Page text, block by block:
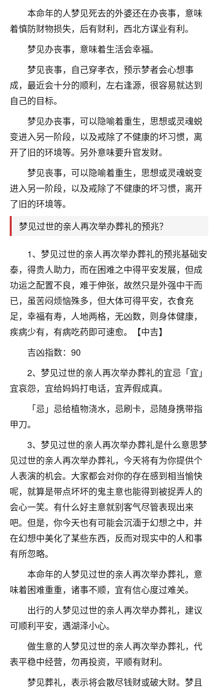
本命年的人梦见死去的外婆还在办丧事，意味
着慎防财物损失，后有财利，西北方谋业有利。
梦见办丧事，意味着生活会幸福。
梦见丧事，自己穿孝衣，预示梦者会心想事
成，最近会十分的顺利，左右逢源，很容易就达到
自己的目标。
梦见办丧事，可以隐喻着重生，思想或灵魂蜕
变进入另一阶段，以及戒除了不健康的坏习惯，离
开了旧的环境等。另外意味要升官发财。
梦见丧事，可以隐喻着重生，思想或灵魂蜕变
进入另一阶段，以及戒除了不健康的坏习惯，离开
了旧的环境等。
梦见过世的亲人再次举办葬礼的预兆？
1、梦见过世的亲人再次举办葬礼的预兆基础安
泰，得贵人助力，而在困难之中得平安发展，但成
功运之配置不良，难于伸张，故然只是外强中干而
已，虽苦闷烦恼殊多，但大体可得平安，衣食充
足，幸福有寿，人地两格，无凶数，则身体健康，
疾病少有，有病吃药即可速愈。【中吉】
吉凶指数：90
2、梦见过世的亲人再次举办葬礼的宜忌「宜」
宜哀怨，宜给妈妈打电话，宜弄假成真。
「忌」忌给植物浇水，忌刷卡，忌随身携带指
甲刀。
3、梦见过世的亲人再次举办葬礼是什么意思梦
见过世的亲人再次举办葬礼，今天将有为你提供个
人表演的机会。大家都会对你的存在感到相当愉快
呢，就算是带点坏坏的鬼主意也能得到被捉弄人的
会心一笑。有什么好主意就别客气尽管表现出来
吧。但是，你今天也有可能会沉湎于幻想之中，并
在幻想中美化了某些东西，反而对现实中的人和事
有所忽略。
本命年的人梦见过世的亲人再次举办葬礼，意
味着困难重重，诸事不顺，宜有信心度过难关。
出行的人梦见过世的亲人再次举办葬礼，建议
可顺利平安，遇湖泽小心。
做生意的人梦见过世的亲人再次举办葬礼，代
表平稳中经营，勿再投资，平顺有财利。
梦见葬礼，表示将会散尽钱财或破大财。梦且